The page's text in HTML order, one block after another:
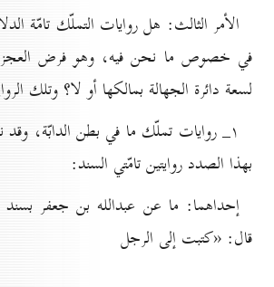
الأمر الثالث: هل روايات التملّك تامّة
في خصوص ما نحن فيه، وهو فرض العجز
لسعة دائرة الجهالة بمالكها أو لا؟ وتلك
۱_ روايات تملّك ما في بطن الدابّة،
بهذا الصدد روايتين تامّتي السند:
إحداهما: ما عن عبدالله بن جعفر بسند
قال: «كتبت إلى الرجل